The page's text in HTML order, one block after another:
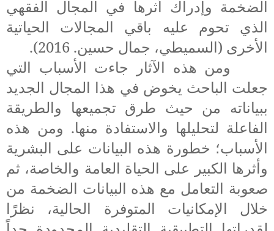
الضخمة وإدراك أثرها في المجال الفقهي
الذي تحوم عليه باقي المجالات الحياتية
الأخرى (السميطي، جمال حسين. 2016
).
ومن هذه الآثار جاءت الأسباب التي
جعلت الباحث يخوض في هذا المجال الجديد
ببياناته من حيث طرق تجميعها والطريقة
الفاعلة لتحليلها والاستفادة منها. ومن هذه
الأسباب؛ خطورة هذه البيانات على البشرية
وأثرها الكبير على الحياة العامة والخاصة، ثم
صعوبة التعامل مع هذه البيانات الضخمة من
خلال الإمكانيات المتوفرة الحالية، نظرًا